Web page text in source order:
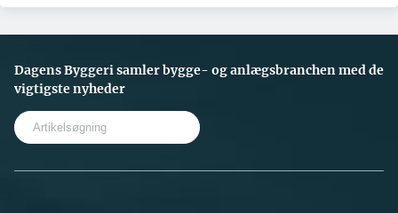
Dagens Byggeri samler bygge- og anlægsbranchen med de
vigtigste nyheder